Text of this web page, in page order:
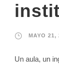
MAYO 21,
Un aula, un